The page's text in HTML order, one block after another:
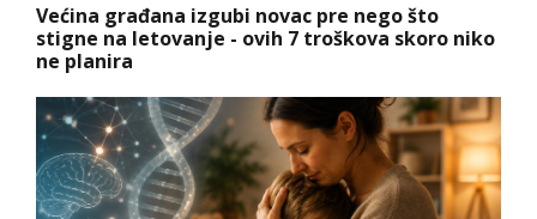
Većina građana izgubi novac pre nego što
stigne na letovanje - ovih 7 troškova skoro niko
ne planira